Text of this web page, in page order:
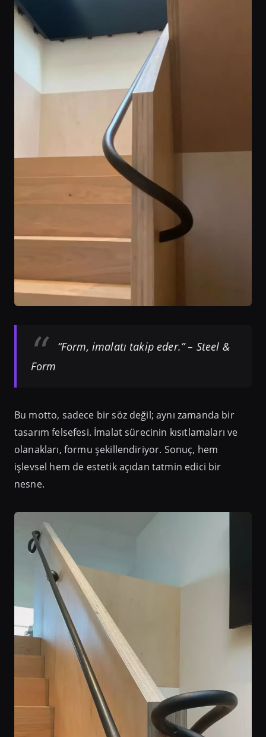
“Form, imalatı takip eder.”– Steel &
Form
Bu motto, sadece bir söz değil; aynı zamanda bir
tasarım felsefesi. İmalat sürecinin kısıtlamaları ve
olanakları, formu şekillendiriyor. Sonuç, hem
işlevsel hem de estetik açıdan tatmin edici bir
nesne.